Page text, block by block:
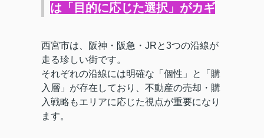
は「目的に応じた選択」がカギ
西宮市は、阪神・阪急・JRと3つの沿線が
走る珍しい街です。
それぞれの沿線には明確な「個性」と「購
入層」が存在しており、不動産の売却・購
入戦略もエリアに応じた視点が重要になり
ます。